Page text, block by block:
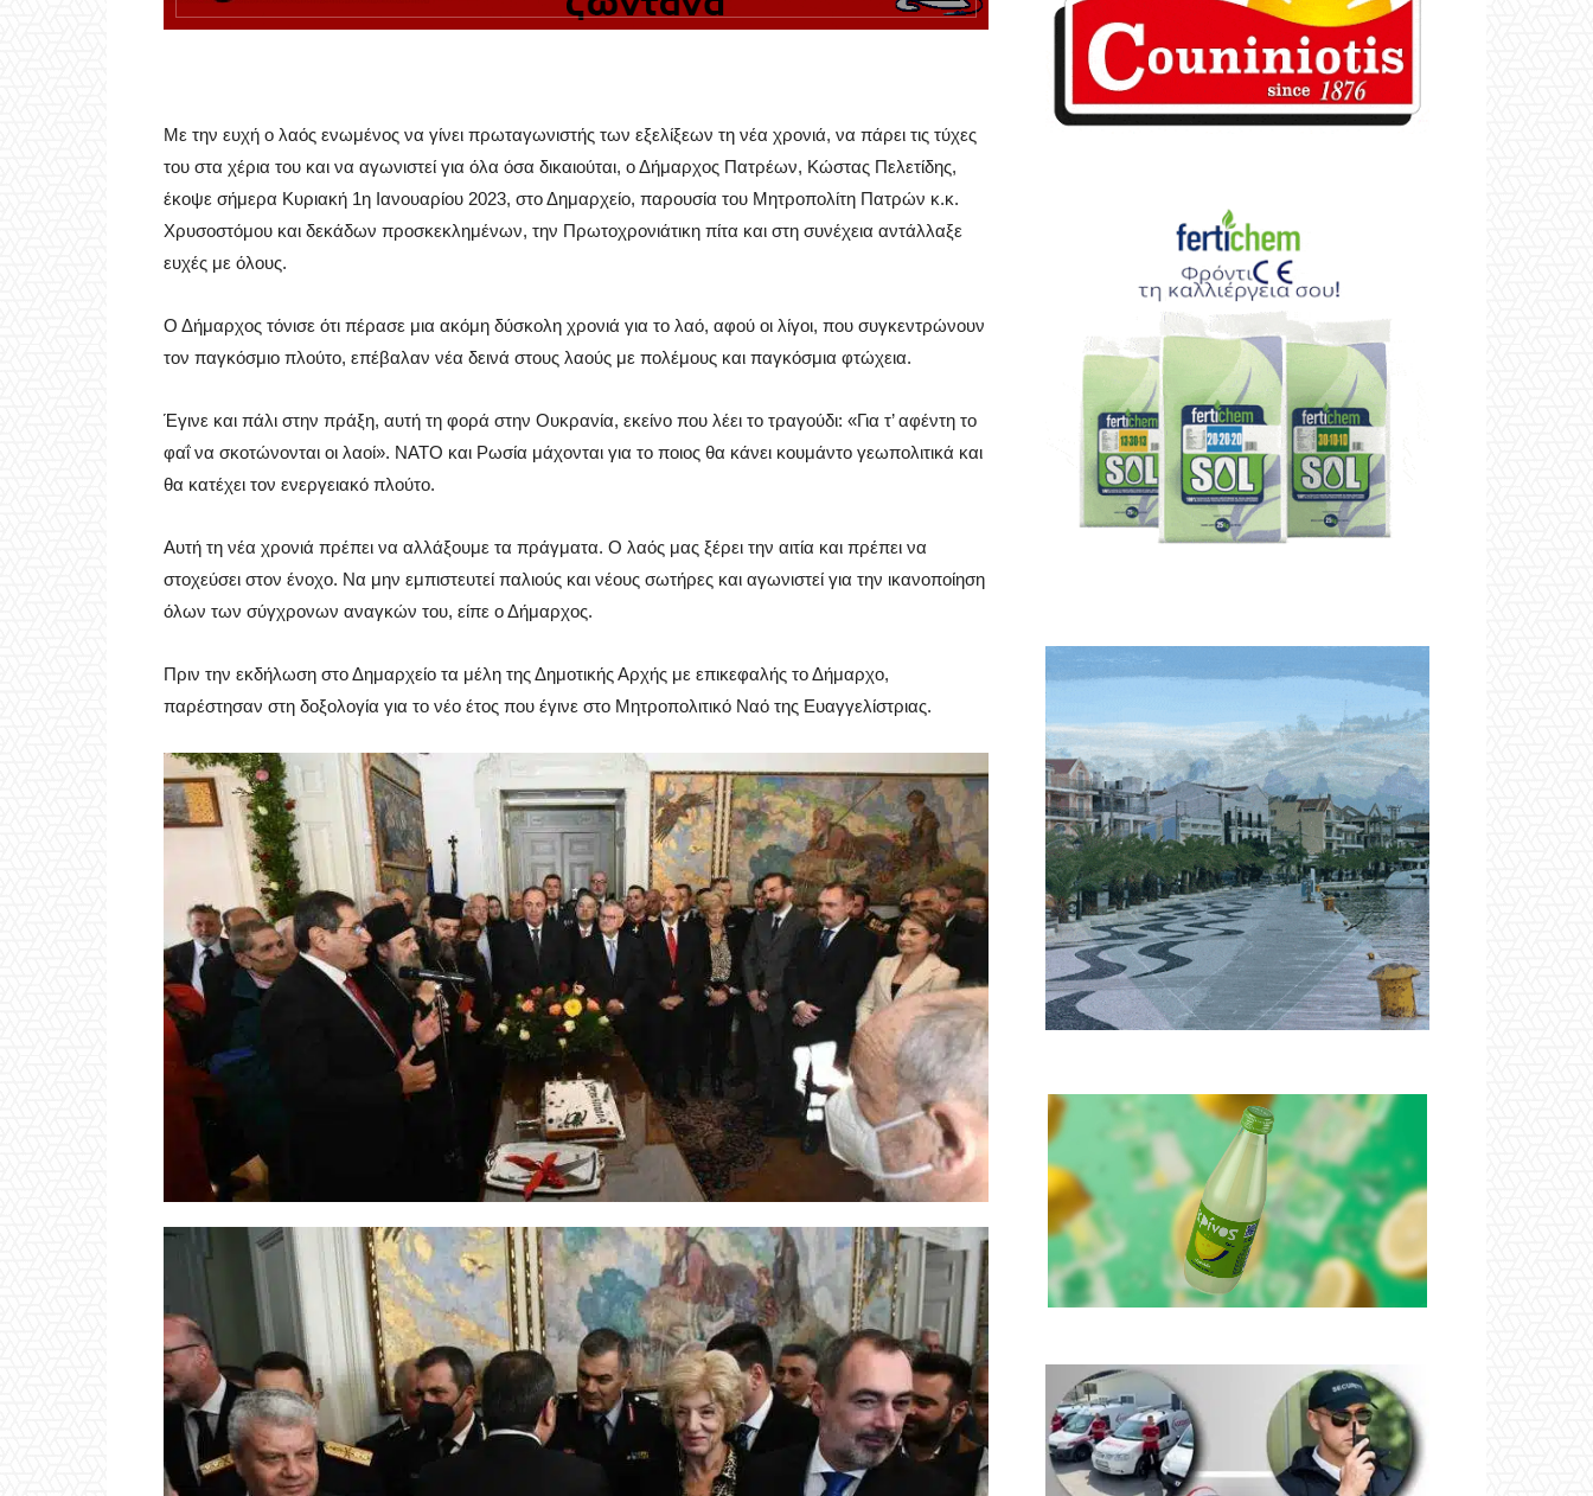
Με την ευχή ο λαός ενωμένος να γίνει πρωταγωνιστής των εξελίξεων τη νέα χρονιά, να πάρει τις τύχες
του στα χέρια του και να αγωνιστεί για όλα όσα δικαιούται, ο Δήμαρχος Πατρέων, Κώστας Πελετίδης,
έκοψε σήμερα Κυριακή 1η Ιανουαρίου 2023, στο Δημαρχείο, παρουσία του Μητροπολίτη Πατρών κ.κ.
Χρυσοστόμου και δεκάδων προσκεκλημένων, την Πρωτοχρονιάτικη πίτα και στη συνέχεια αντάλλαξε
ευχές με όλους.
Ο Δήμαρχος τόνισε ότι πέρασε μια ακόμη δύσκολη χρονιά για το λαό, αφού οι λίγοι, που συγκεντρώνουν
τον παγκόσμιο πλούτο, επέβαλαν νέα δεινά στους λαούς με πολέμους και παγκόσμια φτώχεια.
Έγινε και πάλι στην πράξη, αυτή τη φορά στην Ουκρανία, εκείνο που λέει το τραγούδι: «Για τ’ αφέντη το
φαΐ να σκοτώνονται οι λαοί». ΝΑΤΟ και Ρωσία μάχονται για το ποιος θα κάνει κουμάντο γεωπολιτικά και
θα κατέχει τον ενεργειακό πλούτο.
Αυτή τη νέα χρονιά πρέπει να αλλάξουμε τα πράγματα. Ο λαός μας ξέρει την αιτία και πρέπει να
στοχεύσει στον ένοχο. Να μην εμπιστευτεί παλιούς και νέους σωτήρες και αγωνιστεί για την ικανοποίηση
όλων των σύγχρονων αναγκών του, είπε ο Δήμαρχος.
Πριν την εκδήλωση στο Δημαρχείο τα μέλη της Δημοτικής Αρχής με επικεφαλής το Δήμαρχο,
παρέστησαν στη δοξολογία για το νέο έτος που έγινε στο Μητροπολιτικό Ναό της Ευαγγελίστριας.